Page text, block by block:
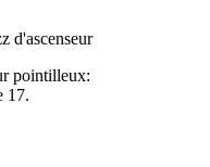
d'ascenseur
pointilleux:
17.